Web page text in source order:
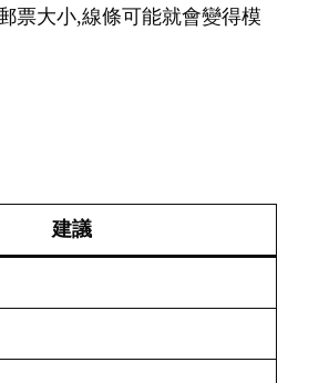
票大小,線條可能就會變得模
建議